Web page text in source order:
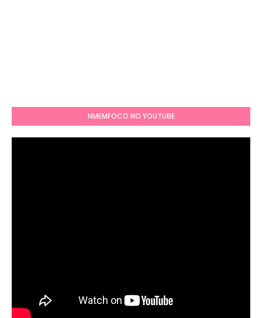
NMEMFOCO NO YOUTUBE